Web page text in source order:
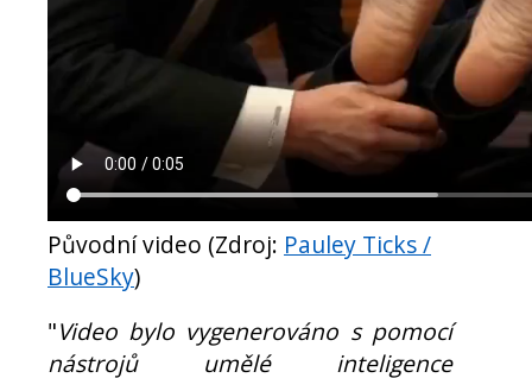
Původní video (Zdroj: Pauley Ticks /
BlueSky)
"Video bylo vygenerováno s pomocí
nástrojů umělé inteligence